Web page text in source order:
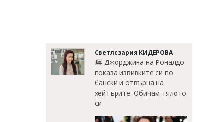
Светлозария КИДЕРОВА
Джорджина на Роналдо
показа извивките си по
бански и отвърна на
хейтърите: Обичам тялото
си